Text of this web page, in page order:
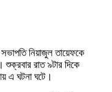
নিয়াজুল তায়েফকে
শুক্রবার রাত ৯টার দিকে
এ ঘটনা ঘটে।